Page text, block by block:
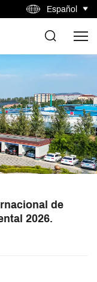
Español
de
2026.